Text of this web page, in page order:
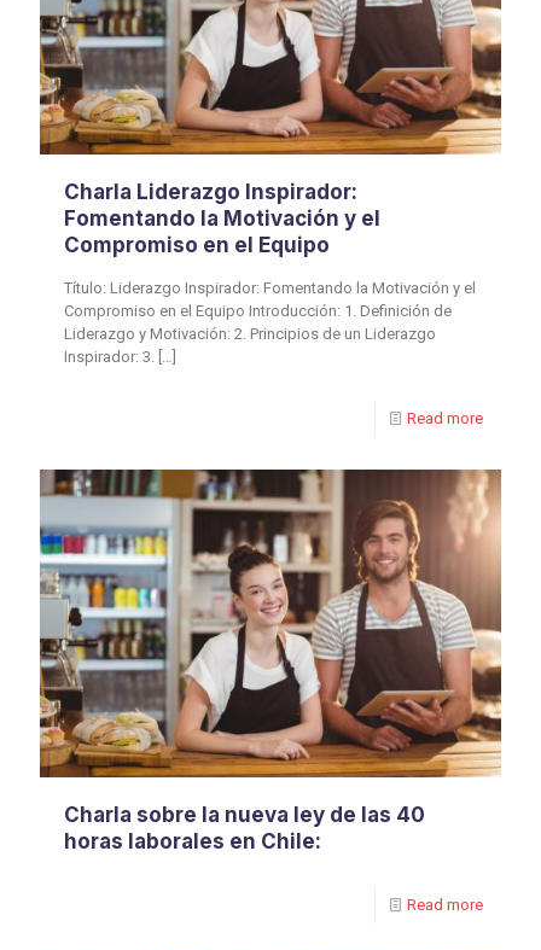
Charla Liderazgo Inspirador:
Fomentando la Motivación y el
Compromiso en el Equipo
Título: Liderazgo Inspirador: Fomentando la Motivación y el
Compromiso en el Equipo Introducción: 1. Definición de
Liderazgo y Motivación: 2. Principios de un Liderazgo
Inspirador: 3. […]
Read more
Charla sobre la nueva ley de las 40
horas laborales en Chile:
Read more